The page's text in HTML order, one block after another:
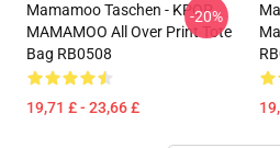
Mamamoo Taschen - KPOP
MAMAMOO All Over Print Tote
Bag RB0508
19,71 £ - 23,66 £
-20%